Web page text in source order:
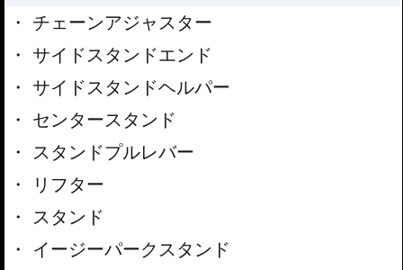
チェーンアジャスター
サイドスタンドエンド
サイドスタンドヘルパー
センタースタンド
スタンドプルレバー
リフター
スタンド
イージーパークスタンド